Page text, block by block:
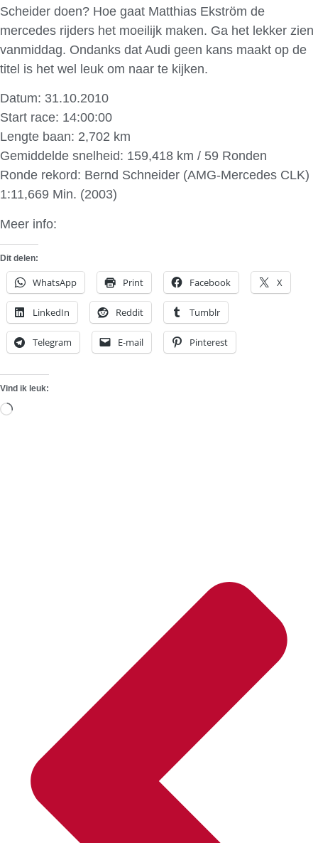
Scheider doen? Hoe gaat Matthias Ekström de
mercedes rijders het moeilijk maken. Ga het lekker zien
vanmiddag. Ondanks dat Audi geen kans maakt op de
titel is het wel leuk om naar te kijken.
Datum: 31.10.2010
Start race: 14:00:00
Lengte baan: 2,702 km
Gemiddelde snelheid: 159,418 km / 59 Ronden
Ronde rekord: Bernd Schneider (AMG-Mercedes CLK)
1:11,669 Min. (2003)
Meer info:
Dit delen:
WhatsApp Print Facebook X
LinkedIn Reddit Tumblr
Telegram E-mail Pinterest
Vind ik leuk:
Aan